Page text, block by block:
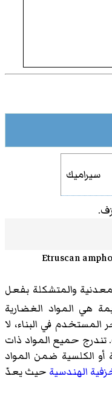
سيراميك
والمتشكلة بفعل
هي المواد الغضارية
المستخدم في البناء، لا
تندرج حميع المواد ذات
أو الكلسية ضمن المواد
الهندسية حيث يعدّ